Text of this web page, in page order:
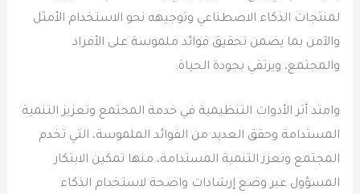
لمنتجات الذكاء الاصطناعي وتوجيهه نحو الاستخدام الأمثل
والآمن بما يضمن تحقيق فوائد ملموسة على الأفراد
والمجتمع، ويرتقي بجودة الحياة.
وامتد أثر الأدوات التنظيمية في خدمة المجتمع وتعزيز التنمية
المستدامة وحقق العديد من الفوائد الملموسة، التي تخدم
المجتمع وتعزز التنمية المستدامة، منها تمكين الابتكار
المسؤول عبر وضع إرشادات واضحة لاستخدام الذكاء